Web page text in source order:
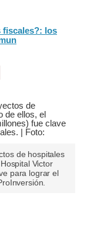
fiscales?: los
de hospitales
Victor
para lograr el